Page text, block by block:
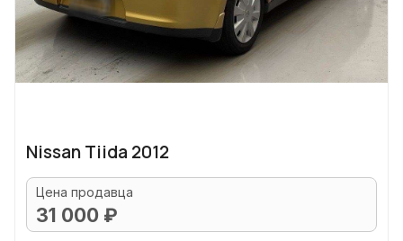
Nissan Tiida 2012
Цена продавца
31 000 ₽